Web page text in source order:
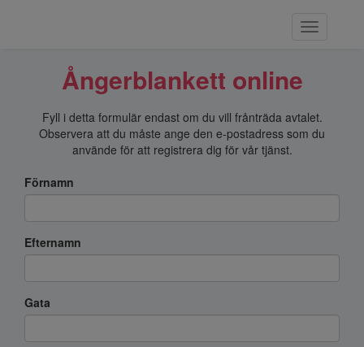
Ångerblankett online
Fyll i detta formulär endast om du vill frånträda avtalet.
Observera att du måste ange den e-postadress som du
använde för att registrera dig för vår tjänst.
Förnamn
Efternamn
Gata